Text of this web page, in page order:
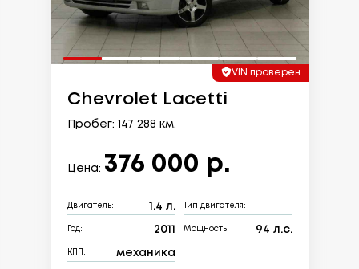
VIN проверен
Chevrolet Lacetti
Пробег: 147 288 км.
Цена: 376 000 р.
Двигатель: 1.4 л. Тип двигателя:
Год: 2011 Мощность: 94 л.с.
КПП: механика